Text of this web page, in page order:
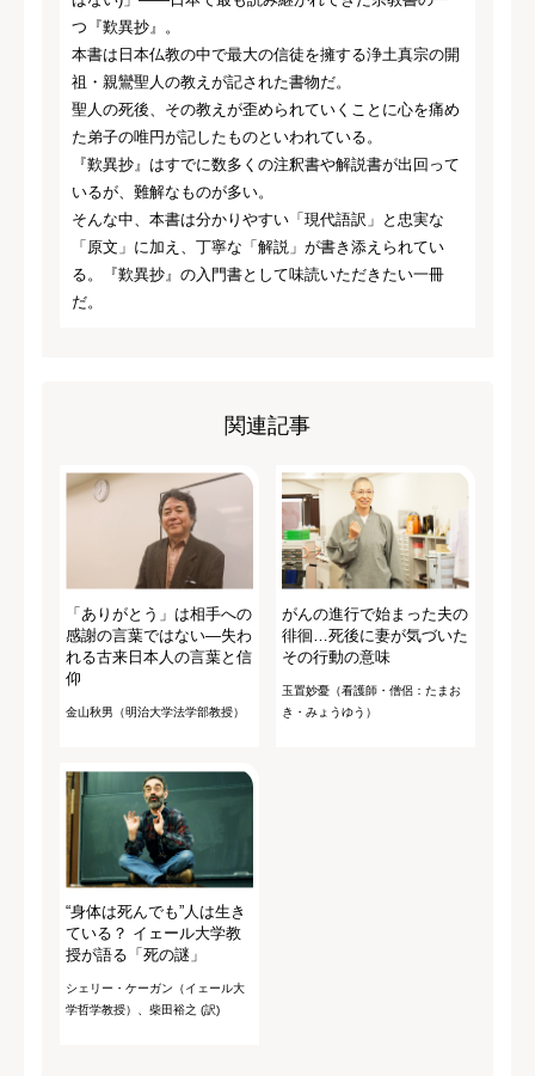
つ『歎異抄』。
本書は日本仏教の中で最大の信徒を擁する浄土真宗の開
祖・親鸞聖人の教えが記された書物だ。
聖人の死後、その教えが歪められていくことに心を痛め
た弟子の唯円が記したものといわれている。
『歎異抄』はすでに数多くの注釈書や解説書が出回って
いるが、難解なものが多い。
そんな中、本書は分かりやすい「現代語訳」と忠実な
「原文」に加え、丁寧な「解説」が書き添えられてい
る。『歎異抄』の入門書として味読いただきたい一冊
だ。
関連記事
「ありがとう」は相手への
感謝の言葉ではない―失わ
れる古来日本人の言葉と信
仰
金山秋男（明治大学法学部教授）
がんの進行で始まった夫の
徘徊…死後に妻が気づいた
その行動の意味
玉置妙憂（看護師・僧侶：たまお
き・みょうゆう）
“身体は死んでも”人は生き
ている？ イェール大学教
授が語る「死の謎」
シェリー・ケーガン（イェール大
学哲学教授）、柴田裕之 (訳)